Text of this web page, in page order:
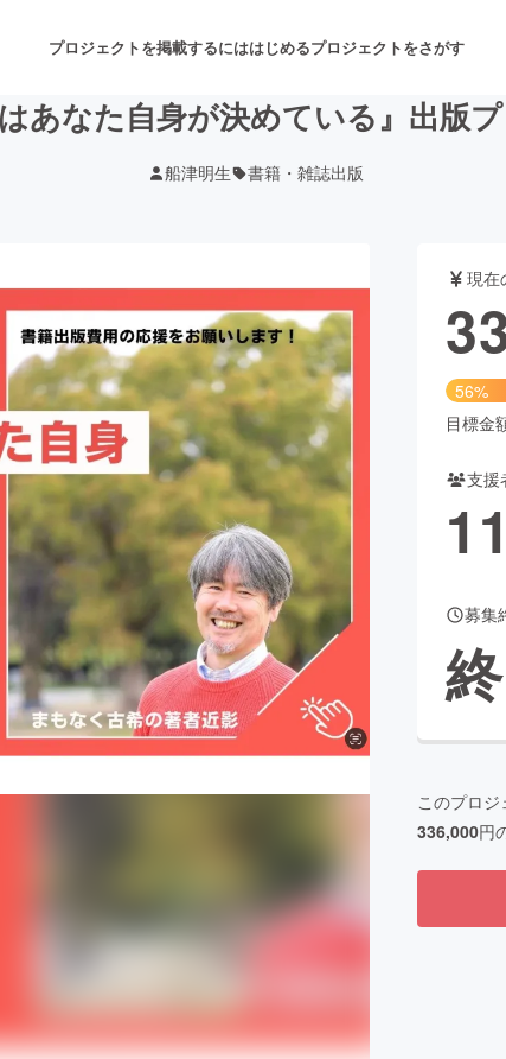
プロジェクトを掲載するにははじめるプロジェクトをさがす
音楽 舞台・パフォーマンス
ゲーム・サービス開発 フード・飲食店
書籍・雑誌出版 アニメ・漫画
チャレンジ ビューティー・ヘルス
CAMPFIRE for Social GoodCAMPFIRE Creation
CAMPFIREふるさと納税machi-ya
はあなた自身が決めている』出版
船津明生 書籍・雑誌出版
現在
56%
目標金
支援
募集
このプロジ
336,000円